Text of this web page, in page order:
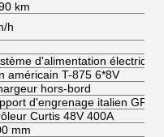
km
h
d'alimentation électrique
américain T-875 6*8V
hors-bord
d'engrenage italien
Curtis 48V 400A
mm